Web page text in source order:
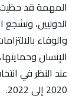
المهمة قد حظيت
الدوليين،
والوفاء
الإنسان
عند النظر في
2020 إلى 2022.